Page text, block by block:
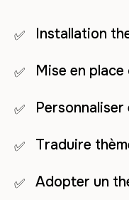
Installation
Mise en place
Traduire
Adopter un